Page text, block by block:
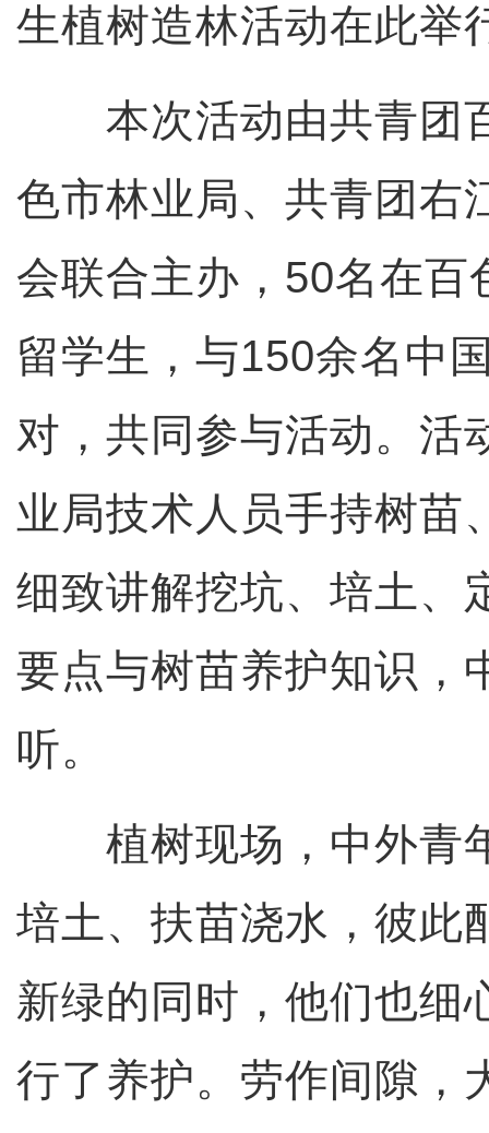
生植树造林活动在此举
本次活动由共青团
色市林业局、共青团右
会联合主办，50名在百
留学生，与150余名中
对，共同参与活动。活
业局技术人员手持树苗
细致讲解挖坑、培土、
要点与树苗养护知识，
听。
植树现场，中外青
培土、扶苗浇水，彼此
新绿的同时，他们也细
行了养护。劳作间隙，